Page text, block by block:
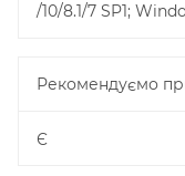
/10/8.1/7 SP1;
Рекомендуємо
Є